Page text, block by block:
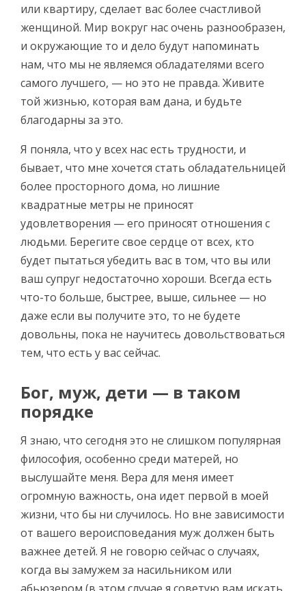
или квартиру, сделает вас более счастливой
женщиной. Мир вокруг нас очень разнообразен,
и окружающие то и дело будут напоминать
нам, что мы не являемся обладателями всего
самого лучшего, — но это не правда. Живите
той жизнью, которая вам дана, и будьте
благодарны за это.
Я поняла, что у всех нас есть трудности, и
бывает, что мне хочется стать обладательницей
более просторного дома, но лишние
квадратные метры не приносят
удовлетворения — его приносят отношения с
людьми. Берегите свое сердце от всех, кто
будет пытаться убедить вас в том, что вы или
ваш супруг недостаточно хороши. Всегда есть
что-то больше, быстрее, выше, сильнее — но
даже если вы получите это, то не будете
довольны, пока не научитесь довольствоваться
тем, что есть у вас сейчас.
Бог, муж, дети — в таком
порядке
Я знаю, что сегодня это не слишком популярная
философия, особенно среди матерей, но
выслушайте меня. Вера для меня имеет
огромную важность, она идет первой в моей
жизни, что бы ни случилось. Но вне зависимости
от вашего вероисповедания муж должен быть
важнее детей. Я не говорю сейчас о случаях,
когда вы замужем за насильником или
абьюзером (в этом случае я советую вам искать